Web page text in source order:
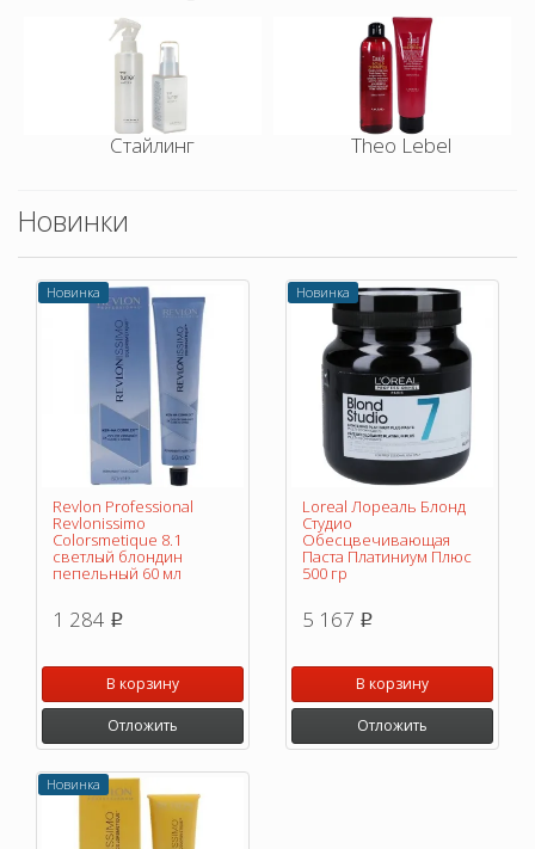
Стайлинг Theo Lebel
Новинки
Новинка
Revlon Professional
Revlonissimo
Colorsmetique 8.1
светлый блондин
пепельный 60 мл
1 284 p
В корзину
Отложить
Новинка
Loreal Лореаль Блонд
Студио
Обесцвечивающая
Паста Платиниум Плюс
500 гр
5 167 p
В корзину
Отложить
Новинка